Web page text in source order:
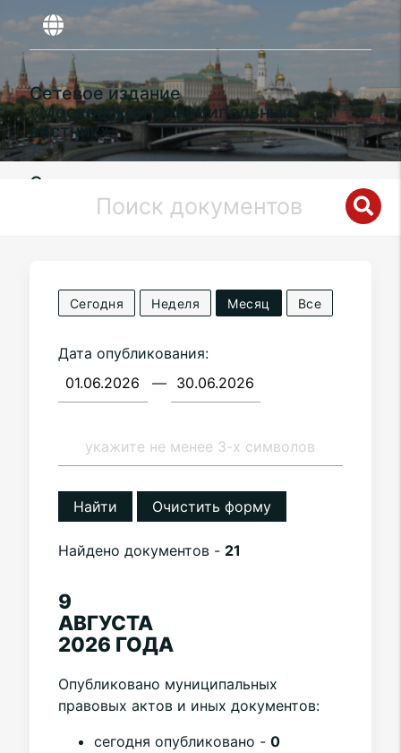
Сетевое издание
«Московский муниципальный
вестник»
Органы местного самоуправления
муниципального округаТаганский
в
городе Москве
Сегодня Неделя Месяц Все
Дата опубликования:
—
Найти Очистить форму
Найдено документов - 21
9
АВГУСТА
2026 ГОДА
Опубликовано муниципальных
правовых актов и иных документов:
cегодня опубликовано - 0